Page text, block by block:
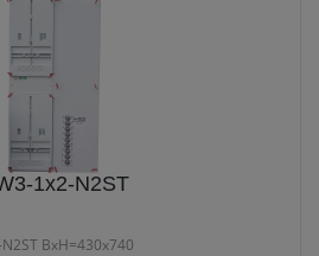
1x2-N2ST
BxH=430x740